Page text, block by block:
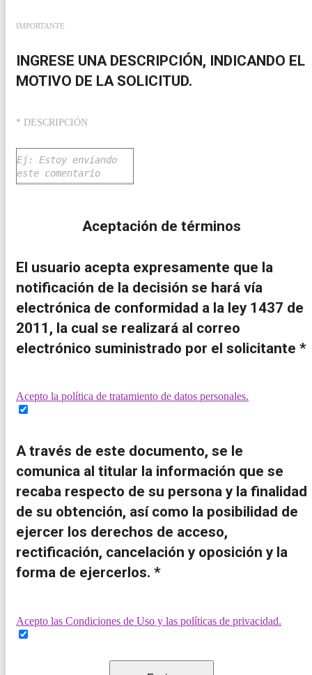
IMPORTANTE
INGRESE UNA DESCRIPCIÓN, INDICANDO EL
MOTIVO DE LA SOLICITUD.
* DESCRIPCIÓN
Aceptación de términos
El usuario acepta expresamente que la
notificación de la decisión se hará vía
electrónica de conformidad a la ley 1437 de
2011, la cual se realizará al correo
electrónico suministrado por el solicitante *
Acepto la política de tratamiento de datos personales.
A través de este documento, se le
comunica al titular la información que se
recaba respecto de su persona y la finalidad
de su obtención, así como la posibilidad de
ejercer los derechos de acceso,
rectificación, cancelación y oposición y la
forma de ejercerlos. *
Acepto las Condiciones de Uso y las políticas de privacidad.